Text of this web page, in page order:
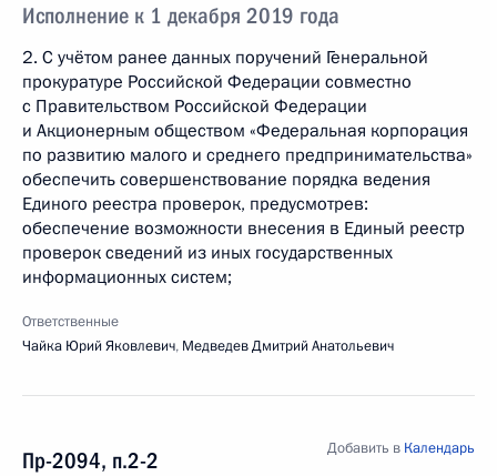
Исполнение к 1 декабря 2019 года
2. С учётом ранее данных поручений Генеральной
прокуратуре Российской Федерации совместно
с Правительством Российской Федерации
и Акционерным обществом «Федеральная корпорация
по развитию малого и среднего предпринимательства»
обеспечить совершенствование порядка ведения
Единого реестра проверок, предусмотрев:
обеспечение возможности внесения в Единый реестр
проверок сведений из иных государственных
информационных систем;
Ответственные
Чайка Юрий Яковлевич, Медведев Дмитрий Анатольевич
Пр-2094, п.2-2
Добавить в Календарь